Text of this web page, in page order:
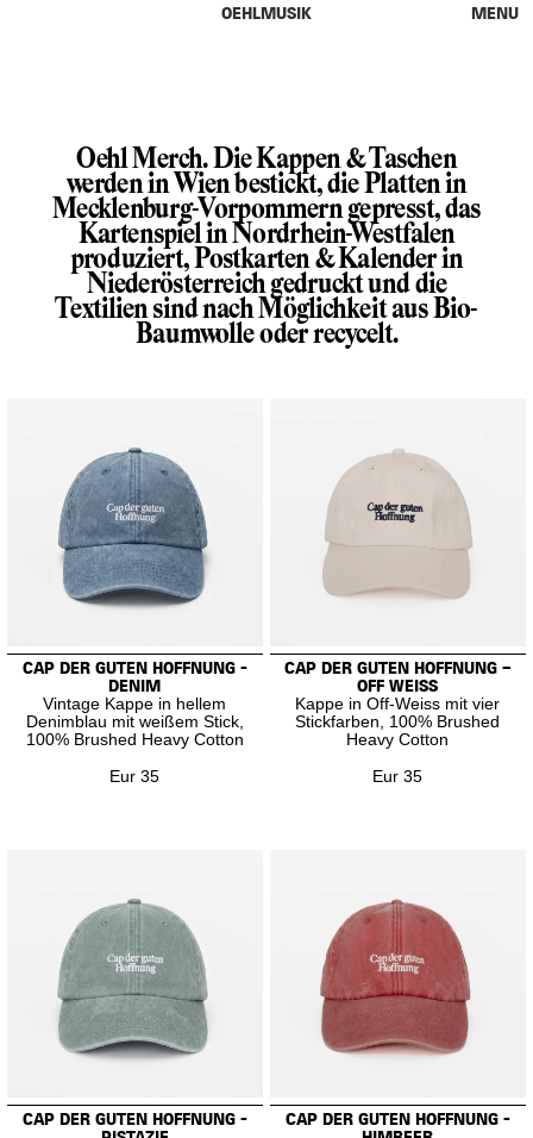
OEHLMUSIK MENU
Oehl Merch. Die Kappen & Taschen
werden in Wien bestickt, die Platten in
Mecklenburg-Vorpommern gepresst, das
Kartenspiel in Nordrhein-Westfalen
produziert, Postkarten & Kalender in
Niederösterreich gedruckt und die
Textilien sind nach Möglichkeit aus Bio-
Baumwolle oder recycelt.
CAP DER GUTEN HOFFNUNG -
DENIM
Vintage Kappe in hellem
Denimblau mit weißem Stick,
100% Brushed Heavy Cotton
Eur 35
CAP DER GUTEN HOFFNUNG –
OFF WEISS
Kappe in Off-Weiss mit vier
Stickfarben, 100% Brushed
Heavy Cotton
Eur 35
CAP DER GUTEN HOFFNUNG -
CAP DER GUTEN HOFFNUNG -